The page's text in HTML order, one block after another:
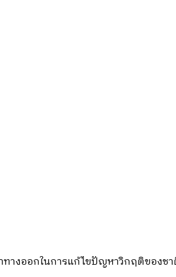
างออกในการแก้ไขปัญหาวิกฤติของช